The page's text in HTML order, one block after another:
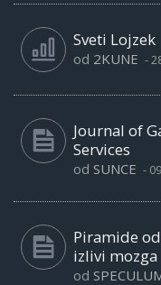
Sveti Lojzek
od 2KUNE -
Journal of
Services
od SUNCE -
Piramide
izlivi mozga
od